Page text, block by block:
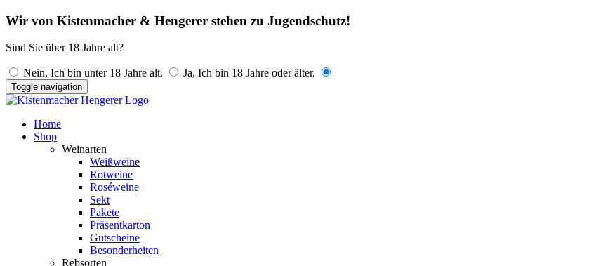
Wir von Kistenmacher & Hengerer stehen zu Jugendschutz!
Sind Sie über 18 Jahre alt?
Nein, Ich bin unter 18 Jahre alt. Ja, Ich bin 18 Jahre oder älter.
Toggle navigation
Home
Shop
Weinarten
Weißweine
Rotweine
Roséweine
Sekt
Pakete
Präsentkarton
Gutscheine
Besonderheiten
Rebsorten